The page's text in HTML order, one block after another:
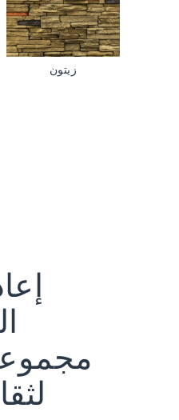
زيتون